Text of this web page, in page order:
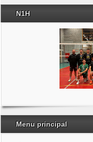
Les stages
Documents
N1H
Menu principal